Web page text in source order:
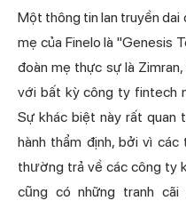
Một thông tin lan truyền dai
mẹ của Finelo là "Genesis
đoàn mẹ thực sự là
với bất kỳ công ty fintech
Sự khác biệt này rất quan
hành thẩm định, bởi vì
thường trả về các công ty
cũng có những tranh